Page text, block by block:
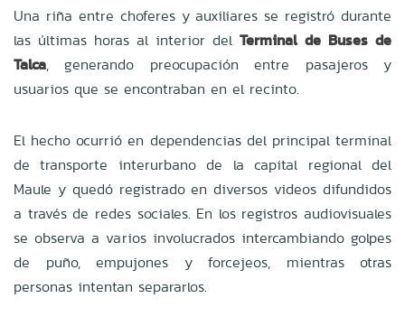
Una riña entre choferes y auxiliares se registró durante
las últimas horas al interior del Terminal de Buses de
Talca, generando preocupación entre pasajeros y
usuarios que se encontraban en el recinto.
El hecho ocurrió en dependencias del principal terminal
de transporte interurbano de la capital regional del
Maule y quedó registrado en diversos videos difundidos
a través de redes sociales. En los registros audiovisuales
se observa a varios involucrados intercambiando golpes
de puño, empujones y forcejeos, mientras otras
personas intentan separarlos.